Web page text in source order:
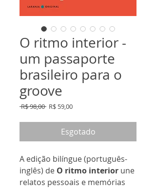
O ritmo interior -
um passaporte
brasileiro para o
groove
R$ 98,00 Preço
R$ 59,00Preço
Esgotado
A edição bilíngue (português-
inglês) de O ritmo interior une
relatos pessoais e memórias